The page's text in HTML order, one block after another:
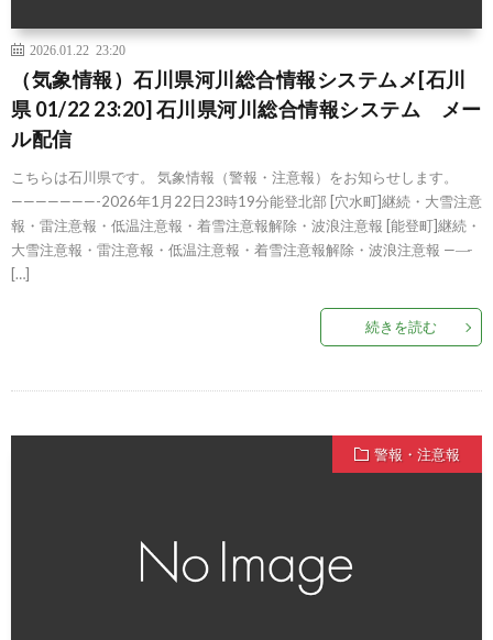
2026.01.22 23:20
（気象情報）石川県河川総合情報システムメ[石川
県 01/22 23:20] 石川県河川総合情報システム メー
ル配信
こちらは石川県です。 気象情報（警報・注意報）をお知らせします。
———————-2026年1月22日23時19分能登北部 [穴水町]継続・大雪注意
報・雷注意報・低温注意報・着雪注意報解除・波浪注意報 [能登町]継続・
大雪注意報・雷注意報・低温注意報・着雪注意報解除・波浪注意報 ——̵
[…]
続きを読む
警報・注意報